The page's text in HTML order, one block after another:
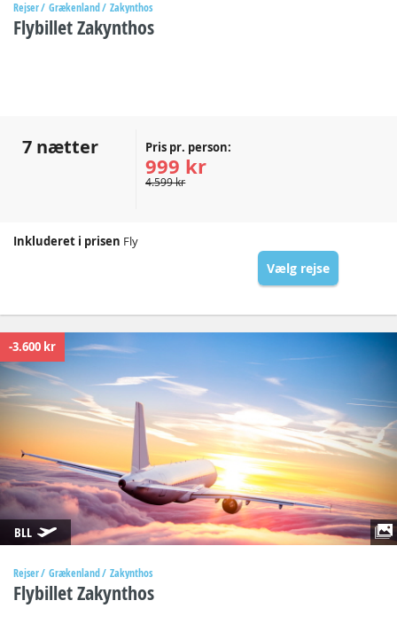
Rejser Grækenland Zakynthos
Flybillet Zakynthos
7 nætter Pris pr. person:
999 kr
4.599 kr
Inkluderet i prisen Fly
Vælg rejse
-3.600 kr
BLL
Rejser Grækenland Zakynthos
Flybillet Zakynthos